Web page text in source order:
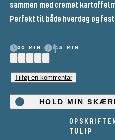
sammen med cremet
Perfekt til både hverdag og
30 MIN.
15 MIN.
(1)
Tilføj en kommentar
HOLD MIN
TULIP